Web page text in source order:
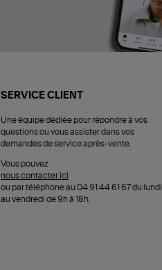
SERVICE CLIENT
Une équipe dédiée pour répondre à vos
questions ou vous assister dans vos
demandes de service après-vente.
Vous pouvez
nous contacter ici
ou par téléphone au 04 91 44 61 67 du lundi
au vendredi de 9h à 18h.